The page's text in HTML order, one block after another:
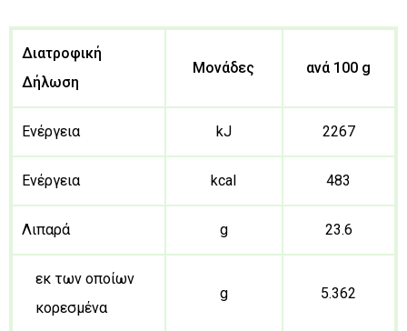
Διατροφική
Δήλωση
Μονάδες ανά 100 g
Ενέργεια kJ 2267
Ενέργεια kcal 483
Λιπαρά g 23.6
εκ των οποίων
κορεσμένα
g 5.362